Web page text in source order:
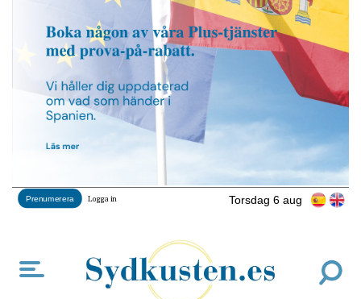
Torsdag 6 aug
Prenumerera Logga in